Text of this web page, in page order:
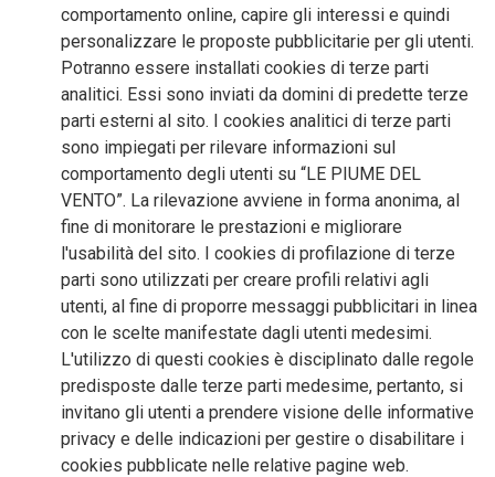
comportamento online, capire gli interessi e quindi
personalizzare le proposte pubblicitarie per gli utenti.
Potranno essere installati cookies di terze parti
analitici. Essi sono inviati da domini di predette terze
parti esterni al sito. I cookies analitici di terze parti
sono impiegati per rilevare informazioni sul
comportamento degli utenti su “LE PIUME DEL
VENTO”. La rilevazione avviene in forma anonima, al
fine di monitorare le prestazioni e migliorare
l'usabilità del sito. I cookies di profilazione di terze
parti sono utilizzati per creare profili relativi agli
utenti, al fine di proporre messaggi pubblicitari in linea
con le scelte manifestate dagli utenti medesimi.
L'utilizzo di questi cookies è disciplinato dalle regole
predisposte dalle terze parti medesime, pertanto, si
invitano gli utenti a prendere visione delle informative
privacy e delle indicazioni per gestire o disabilitare i
cookies pubblicate nelle relative pagine web.